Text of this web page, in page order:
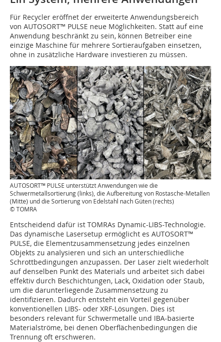
Für Recycler eröffnet der erweiterte Anwendungsbereich
von AUTOSORT™ PULSE neue Möglichkeiten. Statt auf eine
Anwendung beschränkt zu sein, können Betreiber eine
einzige Maschine für mehrere Sortieraufgaben einsetzen,
ohne in zusätzliche Hardware investieren zu müssen.
AUTOSORT™ PULSE unterstützt Anwendungen wie die
Schwermetallsortierung (links), die Aufbereitung von Rostasche-Metallen
(Mitte) und die Sortierung von Edelstahl nach Güten (rechts)
© TOMRA
Entscheidend dafür ist TOMRAs Dynamic-LIBS-Technologie.
Das dynamische Lasersetup ermöglicht es AUTOSORT™
PULSE, die Elementzusammensetzung jedes einzelnen
Objekts zu analysieren und sich an unterschiedliche
Schrottbedingungen anzupassen. Der Laser zielt wiederholt
auf denselben Punkt des Materials und arbeitet sich dabei
effektiv durch Beschichtungen, Lack, Oxidation oder Staub,
um die darunterliegende Zusammensetzung zu
identifizieren. Dadurch entsteht ein Vorteil gegenüber
konventionellen LIBS- oder XRF-Lösungen. Dies ist
besonders relevant für Schwermetalle und IBA-basierte
Materialströme, bei denen Oberflächenbedingungen die
Trennung oft erschweren.